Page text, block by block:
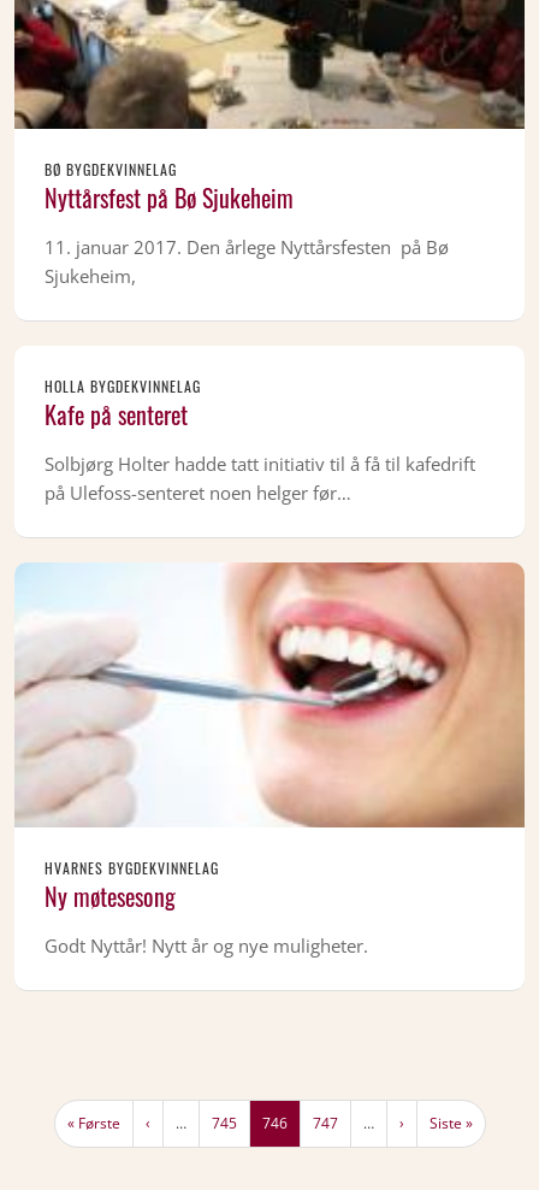
BØ BYGDEKVINNELAG
Nyttårsfest på Bø Sjukeheim
11. januar 2017. Den årlege Nyttårsfesten på Bø
Sjukeheim,
HOLLA BYGDEKVINNELAG
Kafe på senteret
Solbjørg Holter hadde tatt initiativ til å få til kafedrift
på Ulefoss-senteret noen helger før…
HVARNES BYGDEKVINNELAG
Ny møtesesong
Godt Nyttår! Nytt år og nye muligheter.
SiderFørste side
« Første Forrige side
‹ … Page
745 Nåværende side
746 Page
747 … Neste side
› Siste side
Siste »